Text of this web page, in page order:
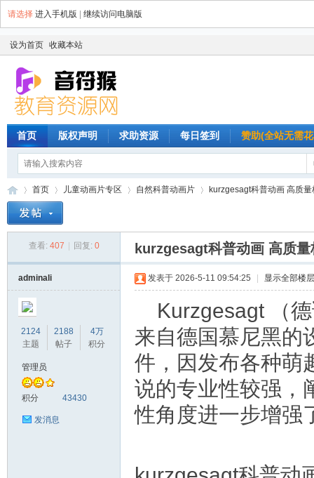
请选择 进入手机版 继续访问电脑版
设为首页 收藏本站
首页 版权声明 求助资源 每日签到 赞助(全站无需
首页
›
儿童动画片专区 自然科普动画片
›
kurzgesagt科普动画 高质
查看: 407 回复: 0 kurzgesagt科普动画 高质
adminali
2124
主题
2188
帖子
4万
积分
管理员
积分 43430
发消息
发表于 2026-5-11 09:54:25 显示全部楼层
Kurzgesagt （
来自德国慕尼黑的
件，因发布各种萌
说的专业性较强，
性角度进一步增强